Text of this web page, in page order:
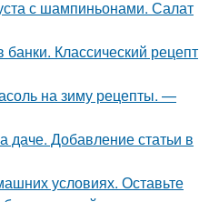
с шампиньонами. Салат
банки. Классический рецепт
на зиму рецепты. —
даче. Добавление статьи в
условиях. Оставьте